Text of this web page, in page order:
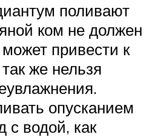
поливают
ком не должен
привести к
же нельзя
опусканием
с водой, как